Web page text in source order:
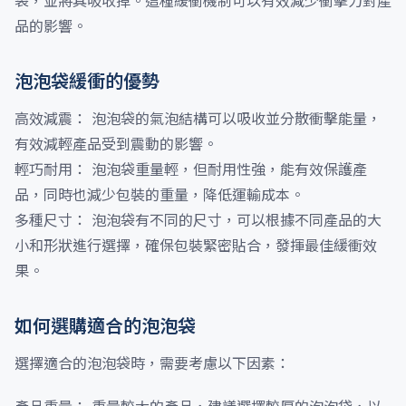
品的影響。
泡泡袋緩衝的優勢
高效減震： 泡泡袋的氣泡結構可以吸收並分散衝擊能量，
有效減輕產品受到震動的影響。
輕巧耐用： 泡泡袋重量輕，但耐用性強，能有效保護產
品，同時也減少包裝的重量，降低運輸成本。
多種尺寸： 泡泡袋有不同的尺寸，可以根據不同產品的大
小和形狀進行選擇，確保包裝緊密貼合，發揮最佳緩衝效
果。
如何選購適合的泡泡袋
選擇適合的泡泡袋時，需要考慮以下因素：